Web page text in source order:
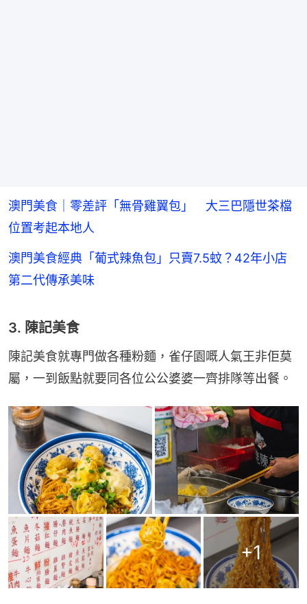
澳門美食｜零差評「無骨雞翼包」 大三巴隱世茶檔
位置考起本地人
澳門美食經典「葡式辣魚包」只賣7.5蚊？42年小店
第二代傳承美味
3. 陳記美食
陳記美食就專門做各種粉麵，雀仔園嘅人氣王非佢莫
屬，一到飯點就要同各位公公婆婆一齊排隊等出餐。
+1